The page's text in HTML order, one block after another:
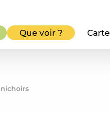
Que voir ? Carte